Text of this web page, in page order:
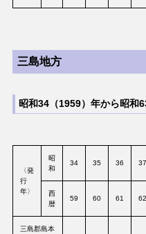
三島地方
昭和34（1959）年から昭和
〈発
行
年〉
昭
和
34 35 36 37
西
暦
59 60 61 62
三島郡島本